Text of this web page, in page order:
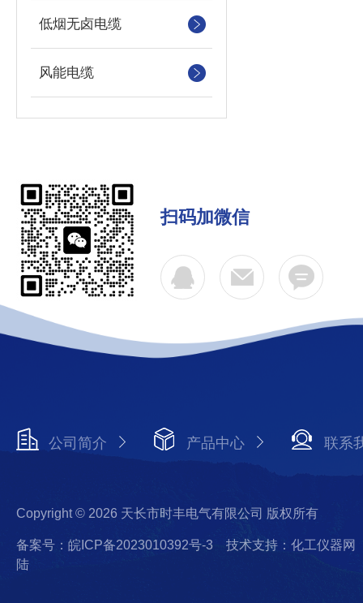
低烟无卤电缆
风能电缆
扫码加微信
公司简介 产品中心 联系
Copyright © 2026 天长市时丰电气有限公司 版权所有
备案号：皖ICP备2023010392号-3
技术支持：化工仪器网
陆